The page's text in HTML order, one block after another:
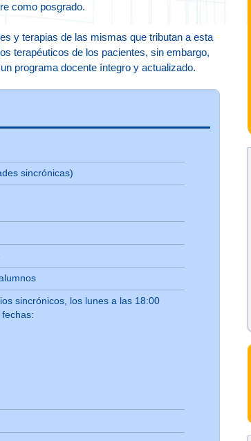
como posgrado.
y terapias de las mismas que tributan a esta
terapéuticos de los pacientes, sin embargo,
programa docente íntegro y actualizado.
sincrónicas)
sincrónicos, los lunes a las 18:00